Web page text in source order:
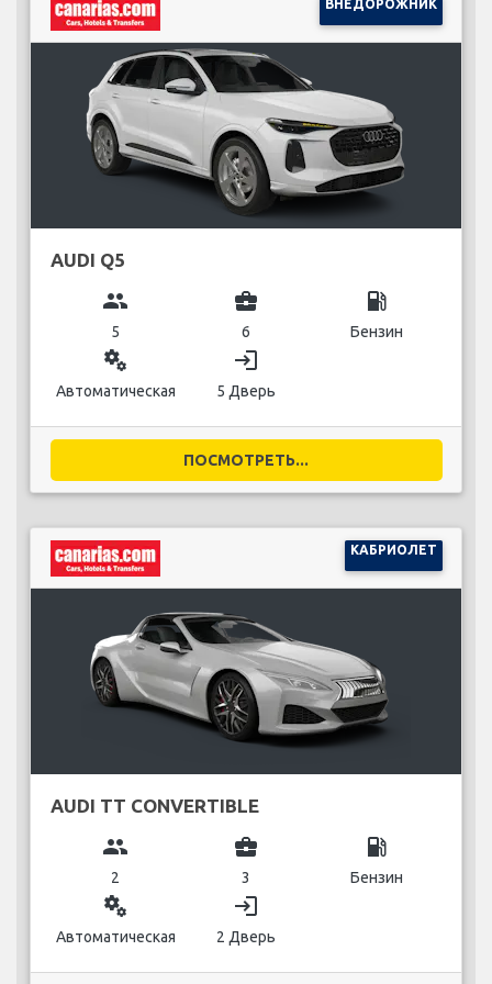
ВНЕДОРОЖНИК
AUDI Q5
group
5
business_center
6
local_gas_station
Бензин
miscellaneous_services
Автоматическая
login
5 Дверь
ПОСМОТРЕТЬ...
КАБРИОЛЕТ
AUDI TT CONVERTIBLE
group
2
business_center
3
local_gas_station
Бензин
miscellaneous_services
Автоматическая
login
2 Дверь